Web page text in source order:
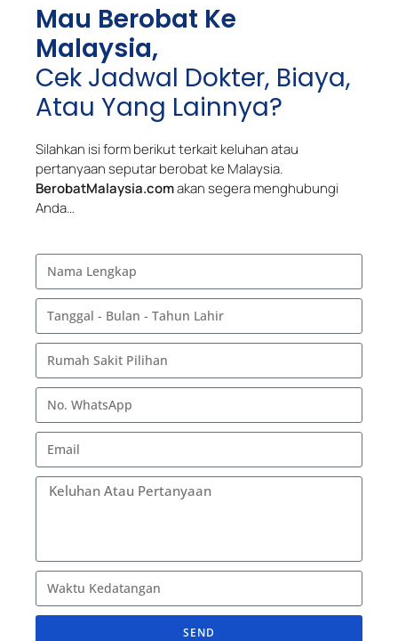
Mau Berobat Ke
Malaysia,
Cek Jadwal Dokter, Biaya,
Atau Yang Lainnya?
Silahkan isi form berikut terkait keluhan atau
pertanyaan seputar berobat ke Malaysia.
BerobatMalaysia.comakan segera menghubungi
Anda…
SEND